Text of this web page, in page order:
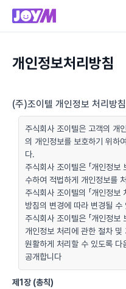
개인정보처리방침
(주)조이텔 개인정보 처리방침
주식회사 조이텔은 고객의 개
의 개인정보를 보호하기 위하
다.
주식회사 조이텔은 「개인정보
수하여 적법하게 개인정보를
주식회사 조이텔의 「개인정보
방침의 변경에 따라 변경될 수
주식회사 조이텔은 「개인정보
개인정보 처리에 관한 절차
원활하게 처리할 수 있도록 다
공개합니다
제1장 (총칙)